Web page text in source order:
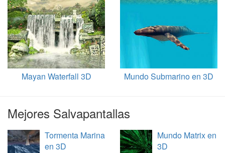
Mayan Waterfall 3D Mundo Submarino en 3D
Mejores Salvapantallas
Tormenta Marina
en 3D
Mundo Matrix en
3D